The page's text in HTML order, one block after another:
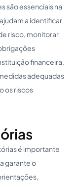
são essenciais na
a identificar
risco, monitorar
financeira.
adequadas
os riscos
é importante
garante o